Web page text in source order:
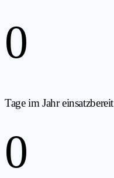
0
Tage im Jahr einsatzbereit
0